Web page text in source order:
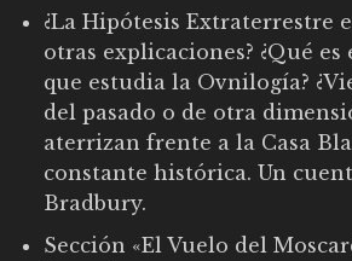
¿La Hipótesis Extraterrestre
otras explicaciones? ¿Qué
que estudia la Ovnilogía?
del pasado o de otra
aterrizan frente a la Casa
constante histórica. Un
Bradbury.
Sección «El Vuelo del